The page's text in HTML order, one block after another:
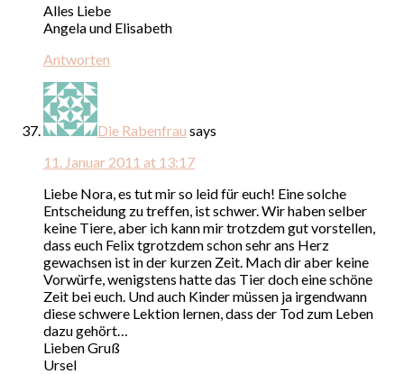
Alles Liebe
Angela und Elisabeth
Antworten
Die Rabenfrau says
11. Januar 2011 at 13:17
Liebe Nora, es tut mir so leid für euch! Eine solche
Entscheidung zu treffen, ist schwer. Wir haben selber
keine Tiere, aber ich kann mir trotzdem gut vorstellen,
dass euch Felix tgrotzdem schon sehr ans Herz
gewachsen ist in der kurzen Zeit. Mach dir aber keine
Vorwürfe, wenigstens hatte das Tier doch eine schöne
Zeit bei euch. Und auch Kinder müssen ja irgendwann
diese schwere Lektion lernen, dass der Tod zum Leben
dazu gehört…
Lieben Gruß
Ursel